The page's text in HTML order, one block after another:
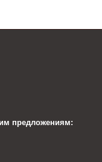
предложениям: